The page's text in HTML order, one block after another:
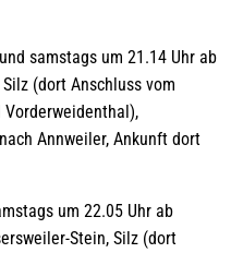
samstags um 21.14 Uhr ab
(dort Anschluss vom
Annweiler, Ankunft dort
um 22.05 Uhr ab
Stein, Silz (dort